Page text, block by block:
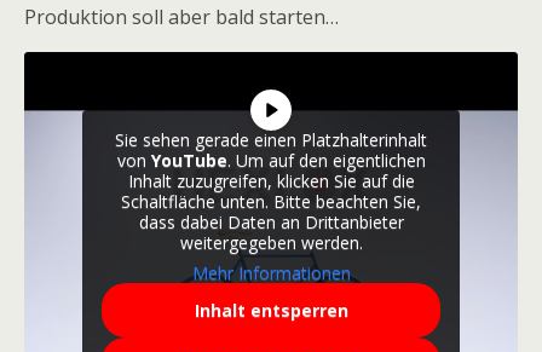
Produktion soll aber bald starten…
Sie sehen gerade einen Platzhalterinhalt
von YouTube. Um auf den eigentlichen
Inhalt zuzugreifen, klicken Sie auf die
Schaltfläche unten. Bitte beachten Sie,
dass dabei Daten an Drittanbieter
weitergegeben werden.
Mehr Informationen
Inhalt entsperren